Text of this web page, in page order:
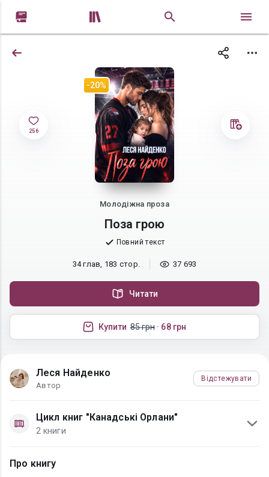
 
256
-20%
Молодіжна проза
Поза грою
Повний текст
34 глав, 183 стор. 37 693
Читати
Купити 85 грн· 68 грн
Леся Найденко
Автор
Відстежувати
Цикл книг "Канадські Орлани"
2 книги
Про книгу